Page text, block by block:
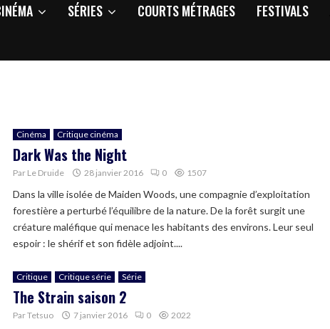
SÉRIES COURTS MÉTRAGES FESTIVALS
Cinéma Critique cinéma
Dark Was the Night
Par Le Druide 28 janvier 2016 0 1507
Dans la ville isolée de Maiden Woods, une compagnie d’exploitation
forestière a perturbé l’équilibre de la nature. De la forêt surgit une
créature maléfique qui menace les habitants des environs. Leur seul
espoir : le shérif et son fidèle adjoint....
Critique Critique série Série
The Strain saison 2
ParTetsuo 7 janvier 2016 0 2022